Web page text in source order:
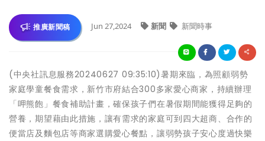
推廣新聞稿 Jun 27,2024 新聞 新聞時事
(中央社訊息服務20240627 09:35:10)暑期來臨，為照顧弱勢
家庭學童餐食需求，新竹市府結合300多家愛心商家，持續辦理
「呷熊飽」餐食補助計畫，確保孩子們在暑假期間能獲得足夠的
營養，期望藉由此措施，讓有需求的家庭可到四大超商、合作的
便當店及麵包店等商家選購愛心餐點，讓弱勢孩子安心度過快樂